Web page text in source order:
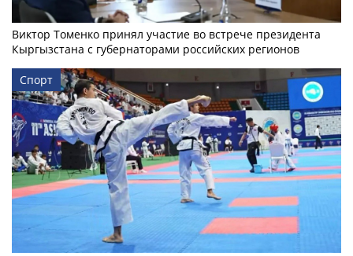
Виктор Томенко принял участие во встрече президента
Кыргызстана с губернаторами российских регионов
Спорт